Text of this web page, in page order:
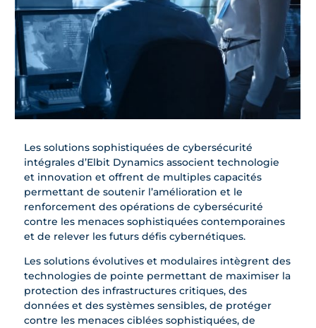
Les solutions sophistiquées de cybersécurité
intégrales d’Elbit Dynamics associent technologie
et innovation et offrent de multiples capacités
permettant de soutenir l’amélioration et le
renforcement des opérations de cybersécurité
contre les menaces sophistiquées contemporaines
et de relever les futurs défis cybernétiques.
Les solutions évolutives et modulaires intègrent des
technologies de pointe permettant de maximiser la
protection des infrastructures critiques, des
données et des systèmes sensibles, de protéger
contre les menaces ciblées sophistiquées, de